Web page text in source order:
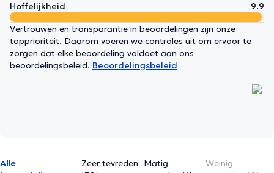
Hoffelijkheid
9.9
Vertrouwen en transparantie in beoordelingen zijn onze
topprioriteit. Daarom voeren we controles uit om ervoor te
zorgen dat elke beoordeling voldoet aan ons
beoordelingsbeleid. Beoordelingsbeleid
Alle
Zeer tevreden
Matig
Weinig